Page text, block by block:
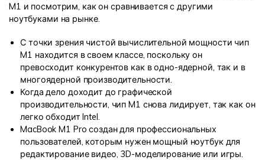
M1 и посмотрим, как он сравнивается с другими
ноутбуками на рынке.
С точки зрения чистой вычислительной мощности чип
M1 находится в своем классе, поскольку он
превосходит конкурентов как в одно-ядерной, так и в
многоядерной производительности.
Когда дело доходит до графической
производительности, чип M1 снова лидирует, так как он
легко обходит Intel.
MacBook M1 Pro создан для профессиональных
пользователей, которым нужен мощный ноутбук для
редактирование видео, 3D-моделирование или игры.